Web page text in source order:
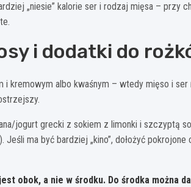
„niesie” kalorie ser i rodzaj mięsa – przy
i dodatki do
i kremowym albo kwaśnym – wtedy mięso i
jogurt grecki z sokiem z limonki i szczyptą
ma być bardziej „kino”, dołożyć
obok, a nie w środku. Do środka można